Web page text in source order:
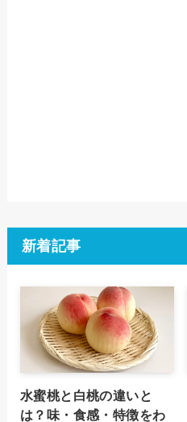
新着記事
水蜜桃と白桃の違いと
は？味・食感・特徴をわ